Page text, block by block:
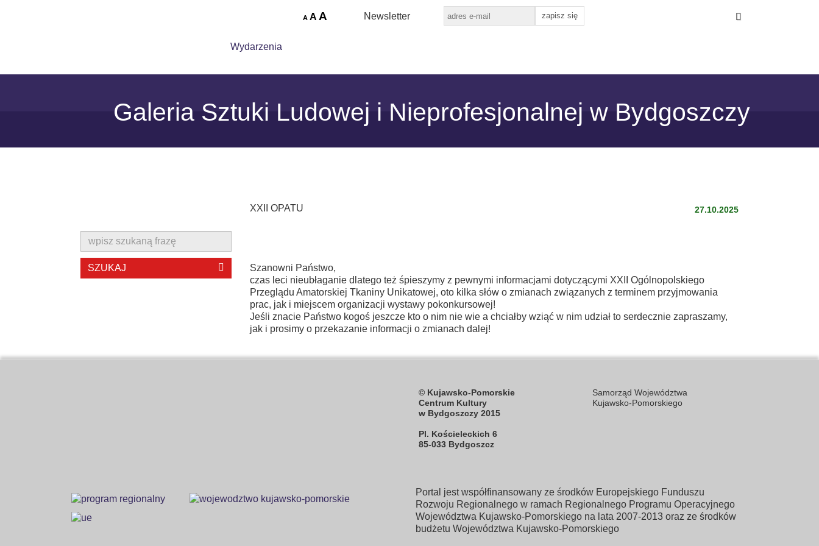
A A A Newsletter
Wydarzenia
Galeria Sztuki Ludowej i Nieprofesjonalnej w Bydgoszczy
SZUKAJ
XXII OPATU 27.10.2025
Szanowni Państwo,
czas leci nieubłaganie dlatego też śpieszymy z pewnymi informacjami dotyczącymi XXII Ogólnopolskiego
Przeglądu Amatorskiej Tkaniny Unikatowej, oto kilka słów o zmianach związanych z terminem przyjmowania
prac, jak i miejscem organizacji wystawy pokonkursowej!
Jeśli znacie Państwo kogoś jeszcze kto o nim nie wie a chciałby wziąć w nim udział to serdecznie zapraszamy,
jak i prosimy o przekazanie informacji o zmianach dalej!
© Kujawsko-Pomorskie
Centrum Kultury
w Bydgoszczy 2015
Pl. Kościeleckich 6
85-033 Bydgoszcz
Samorząd Województwa
Kujawsko-Pomorskiego
Portal jest współfinansowany ze środków Europejskiego Funduszu
Rozwoju Regionalnego w ramach Regionalnego Programu Operacyjnego
Województwa Kujawsko-Pomorskiego na lata 2007-2013 oraz ze środków
budżetu Województwa Kujawsko-Pomorskiego